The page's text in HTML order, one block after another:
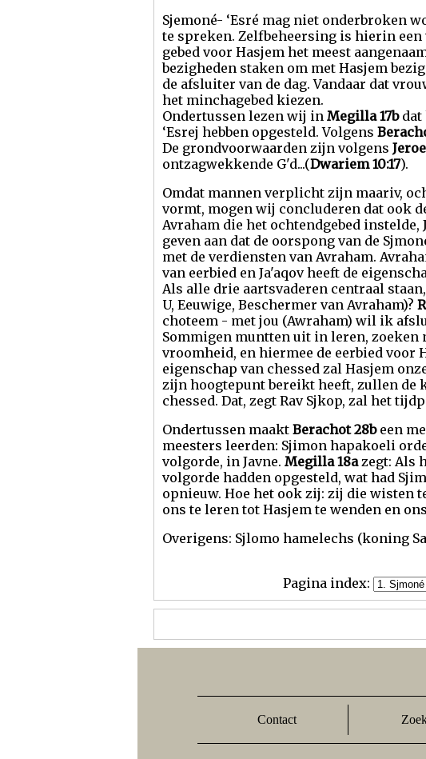
Sjemoné- ‘Esré mag niet onderbroken
te spreken. Zelfbeheersing is hierin een
gebed voor Hasjem het meest
bezigheden staken om met Hasjem
de afsluiter van de dag. Vandaar dat
het minchagebed kiezen.
Ondertussen lezen wij in Megilla 17bdat
‘Esrej hebben opgesteld. Volgens
De grondvoorwaarden zijn volgens
ontzagwekkende G'd...(Dwariem 10:17).
Omdat mannen verplicht zijn maariv,
vormt, mogen wij concluderen dat ook
Avraham die het ochtendgebed instelde,
geven aan dat de oorspong van de
met de verdiensten van Avraham.
van eerbied en Ja'aqov heeft de
Als alle drie aartsvaderen centraal
U, Eeuwige, Beschermer van Avraham)?
choteem - met jou (Awraham) wil ik
Sommigen muntten uit in leren, zoeken
vroomheid, en hiermee de eerbied voor
eigenschap van chessed zal Hasjem
zijn hoogtepunt bereikt heeft, zullen de
chessed. Dat, zegt Rav Sjkop, zal het
Ondertussen maakt Berachot 28been
meesters leerden: Sjimon hapakoeli
volgorde, in Javne. Megilla 18azegt: Als
volgorde hadden opgesteld, wat had
opnieuw. Hoe het ook zij: zij die wisten
ons te leren tot Hasjem te wenden en
Overigens: Sjlomo hamelechs (koning
Pagina index:
Contact